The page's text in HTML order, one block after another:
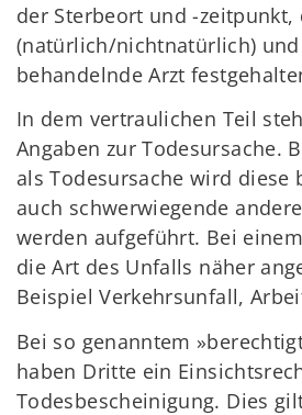
der Sterbeort und -zeitpunkt,
(natürlich/nichtnatürlich)
behandelnde Arzt
In dem vertraulichen Teil
Angaben zur Todesursache.
als Todesursache wird diese
auch schwerwiegende
werden aufgeführt. Bei
die Art des Unfalls näher
Beispiel Verkehrsunfall,
Bei so genanntem
haben Dritte ein
Todesbescheinigung. Dies